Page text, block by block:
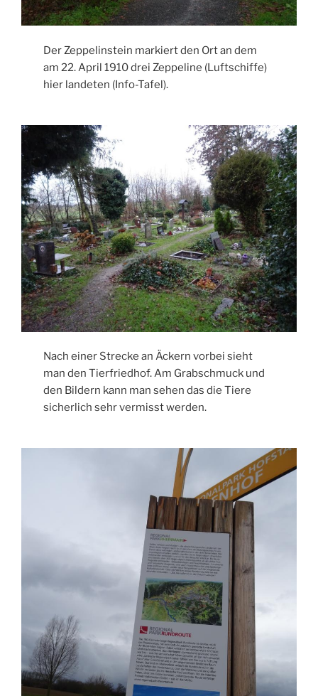
Der Zeppelinstein markiert den Ort an dem
am 22. April 1910 drei Zeppeline (Luftschiffe)
hier landeten (Info-Tafel).
Nach einer Strecke an Äckern vorbei sieht
man den Tierfriedhof. Am Grabschmuck und
den Bildern kann man sehen das die Tiere
sicherlich sehr vermisst werden.